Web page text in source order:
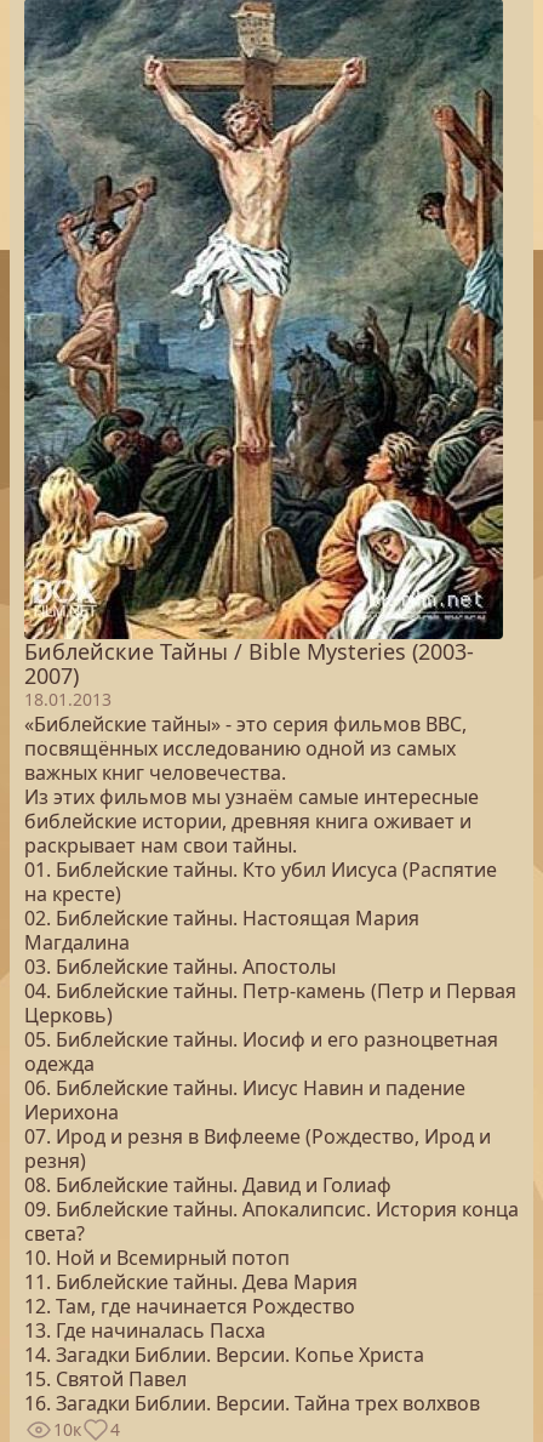
Библейские Тайны / Bible Mysteries (2003-
2007)
18.01.2013
«Библейские тайны» - это серия фильмов BBC,
посвящённых исследованию одной из самых
важных книг человечества.
Из этих фильмов мы узнаём самые интересные
библейские истории, древняя книга оживает и
раскрывает нам свои тайны.
01. Библейские тайны. Кто убил Иисуса (Распятие
на кресте)
02. Библейские тайны. Настоящая Мария
Магдалина
03. Библейские тайны. Апостолы
04. Библейские тайны. Петр-камень (Петр и Первая
Церковь)
05. Библейские тайны. Иосиф и его разноцветная
одежда
06. Библейские тайны. Иисус Навин и падение
Иерихона
07. Ирод и резня в Вифлееме (Рождество, Ирод и
резня)
08. Библейские тайны. Давид и Голиаф
09. Библейские тайны. Апокалипсис. История конца
света?
10. Ной и Всемирный потоп
11. Библейские тайны. Дева Мария
12. Там, где начинается Рождество
13. Где начиналась Пасха
14. Загадки Библии. Версии. Копье Христа
15. Святой Павел
16. Загадки Библии. Версии. Тайна трех волхвов
10к 4